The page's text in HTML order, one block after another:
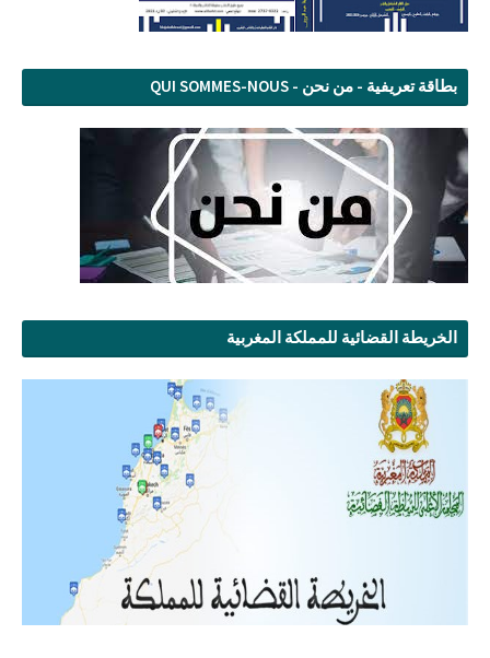
بطاقة تعريفية - من نحن - QUI SOMMES-NOUS
الخريطة القضائية للمملكة المغربية